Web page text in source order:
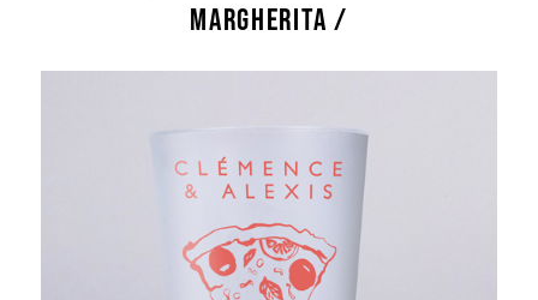
MARGHERITA /